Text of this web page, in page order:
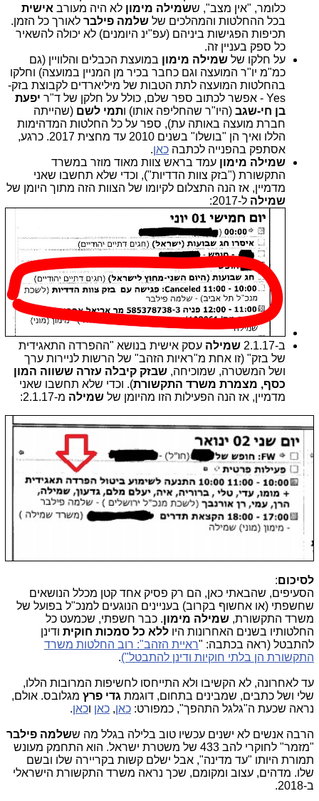
כלומר, "אין מצב", ששמילה מימון לא היה מעורב אישית
בכל ההחלטות והמהלכים של שלמה פילבר לאורך כל הזמן.
תכיפות הפגישות ביניהם (עפ"ינ היומנים) לא יכולה להשאיר
כל ספק בעניין זה.
על חלקו של שמילה מימון במועצת הכבלים והלוויין (גם
כמ"מ יו"ר המועצה וגם כחבר בכיר מן המניין במועצה) וחלקו
בהחלטות המועצה לתת הטבות של מיליארדים לקבוצת בזק-
Yes - אפשר לכתוב ספר שלם, כולל על חלקן של ד"ר
יפעת
בן חי-שגב (היו"ר שהחליפה אותו) ותמי לשם (שהייתה
חברת מועצה באותה עת), ספר על כל החלטות המדהימות
הללו ואיך הן "בושלו" בשנים 2010 עד מחצית 2017. כרגע,
אסתפק בהפנייה לכתבה כאן.
שמילה מימון עמד בראש צוות מאוד מוזר במשרד
התקשורת ("בזק צוות הדדיות"), וכדי שלא תחשבו שאני
מדמיין, אז הנה התצלום לקיומו של הצוות הזה מתוך היומן של
שמילה ל-2017:
ב-2.1.17 שמילה עסק אישית בנושא "ההפרדה התאגידית
של בזק" (זו אחת מ"ראיות הזהב" של הרשות לניירות ערך
ושל המשטרה, שמוכיחה, שבזק קיבלה עזרה ששווה המון
כסף, מצמרת משרד התקשורת). וכדי שלא תחשבו שאני
מדמיין, אז הנה הפעילות הזו מהיומן של שמילה מ-2.1.17:
לסיכום:
הסעיפים, שהבאתי כאן, הם רק פסיק אחד קטן מכלל הנושאים
שחשפתי (או אחשוף בקרוב) בעניינים הנוגעים למנכ"ל בפועל של
משרד התקשורת, שמילה מימון. כבר חשפתי, שכמעט כל
החלטותיו בשנים האחרונות היו ללא כל סמכות חוקית ודינן
להתבטל (ראה בכתבה: "ראיית הזהב": רוב החלטות משרד
התקשורת הן בלתי חוקיות ודינן להתבטל").
עד לאחרונה, לא הקשיבו ולא התייחסו לחשיפות המרובות הללו,
שלי ושל כתבים, שמבינים בתחום, דוגמת גדי פרץ מגלובס. אולם,
נראה שכעת ה"גלגל התהפך", כמפורט: כאן, כאן וכאן.
הרבה אנשים לא ישנים עכשיו טוב בלילה בגלל מה ששלמה פילבר
"מזמר" לחוקרי להב 433 של משטרת ישראל. הוא התחמק מעונש
תמורת היותו "עד מדינה", אבל ישלם קשות בקריירה שלו ובשם
שלו. מדהים, עצוב ומקומם, שכך נראה משרד התקשורת הישראלי
ב-2018.